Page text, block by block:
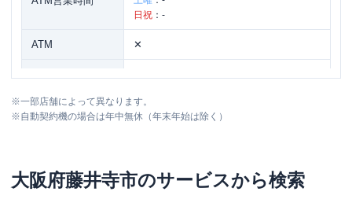
日祝 ： -
ATM ✕
住所
大阪府藤井寺市沢田２丁目９－４０ １
Ｆ
※一部店舗によって異なります。
※自動契約機の場合は年中無休（年末年始は除く）
大阪府藤井寺市のサービスから検索